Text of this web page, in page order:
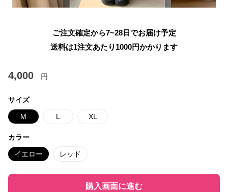
ご注文確定から7~28日でお届け予定
送料は1注文あたり 1000円かかります
4,000 円
サイズ
M L XL
カラー
イエロー レッド
購入画面に進む